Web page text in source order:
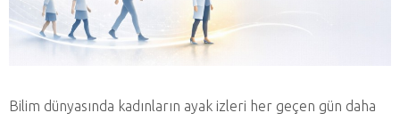
Bilim dünyasında kadınların ayak izleri her geçen gün daha